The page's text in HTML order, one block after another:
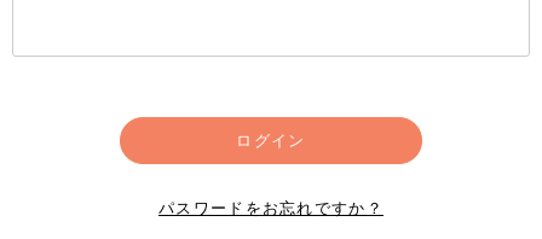
ログイン
パスワードをお忘れですか？